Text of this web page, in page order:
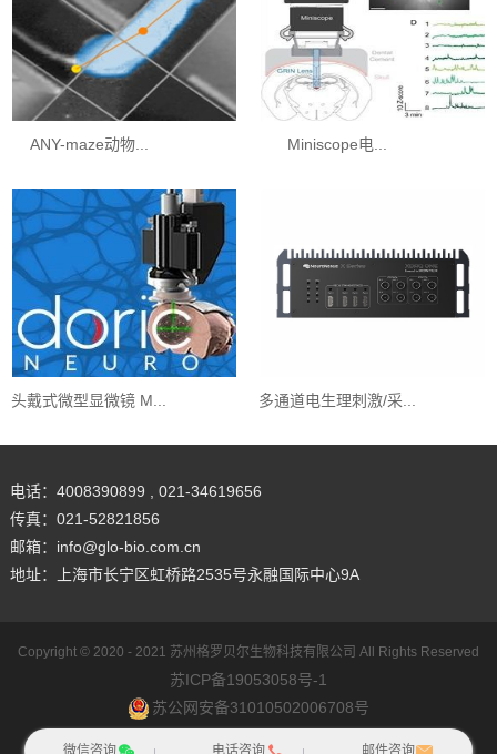
ANY-maze动物... Miniscope电...
头戴式微型显微镜 M... 多通道电生理刺激/采...
电话：4008390899 , 021-34619656
传真：021-52821856
邮箱：info@glo-bio.com.cn
地址：上海市长宁区虹桥路2535号永融国际中心9A
Copyright © 2020 - 2021 苏州格罗贝尔生物科技有限公司 All Rights Reserved
苏ICP备19053058号-1
苏公网安备31010502006708号